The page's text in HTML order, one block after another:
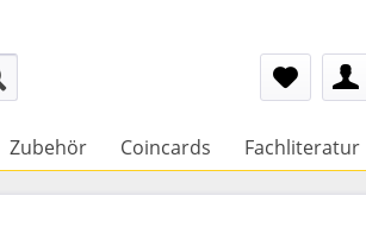
Zubehör Coincards Fachliteratur